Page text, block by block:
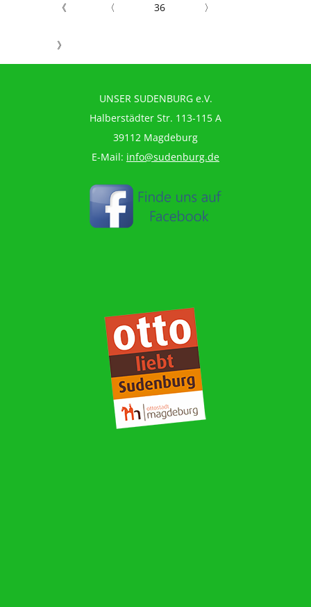
《 〈 36 〉
》
UNSER SUDENBURG e.V.
Halberstädter Str. 113-115 A
39112 Magdeburg
E-Mail: info@sudenburg.de